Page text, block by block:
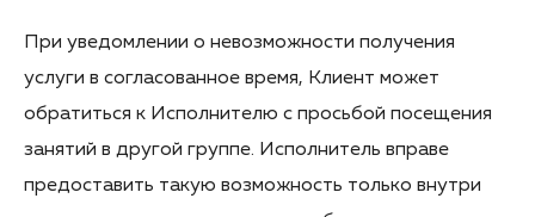
При уведомлении о невозможности получения
услуги в согласованное время, Клиент может
обратиться к Исполнителю с просьбой посещения
занятий в другой группе. Исполнитель вправе
предоставить такую возможность только внутри